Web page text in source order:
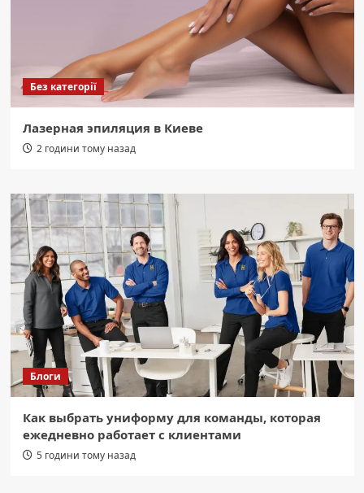
Без категорії
Лазерная эпиляция в Киеве
2 години тому назад
Блоги
Как выбрать униформу для команды, которая
ежедневно работает с клиентами
5 години тому назад